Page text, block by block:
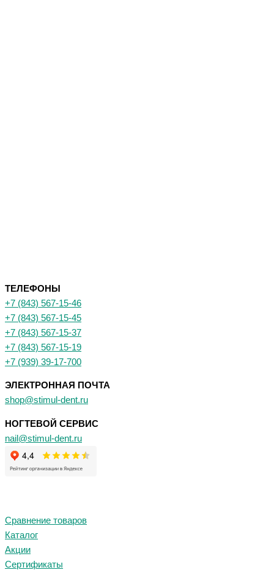
ТЕЛЕФОНЫ
+7 (843) 567-15-46
+7 (843) 567-15-45
+7 (843) 567-15-37
+7 (843) 567-15-19
+7 (939) 39-17-700
ЭЛЕКТРОННАЯ ПОЧТА
shop@stimul-dent.ru
НОГТЕВОЙ СЕРВИС
nail@stimul-dent.ru
Сравнение товаров
Каталог
Акции
Сертификаты